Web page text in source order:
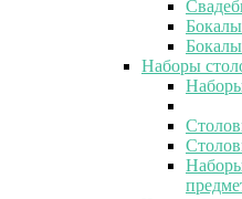
Бокалы
Наборы